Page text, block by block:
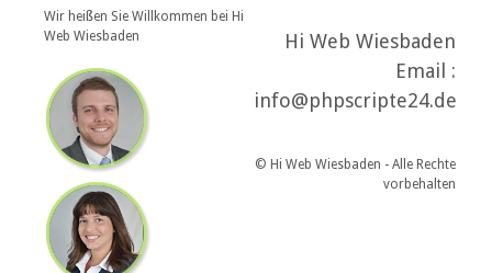
Wir heißen Sie Willkommen bei Hi
Web Wiesbaden
Hi Web Wiesbaden
Email :
info@phpscripte24.de
© Hi Web Wiesbaden - Alle Rechte
vorbehalten